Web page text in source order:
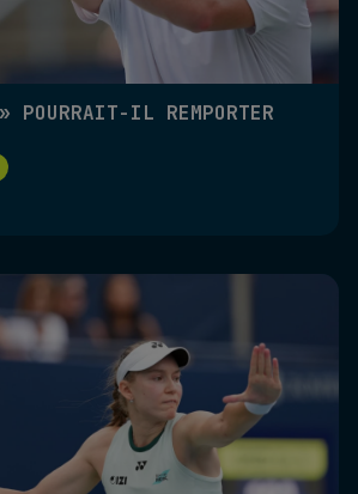
» POURRAIT-IL REMPORTER